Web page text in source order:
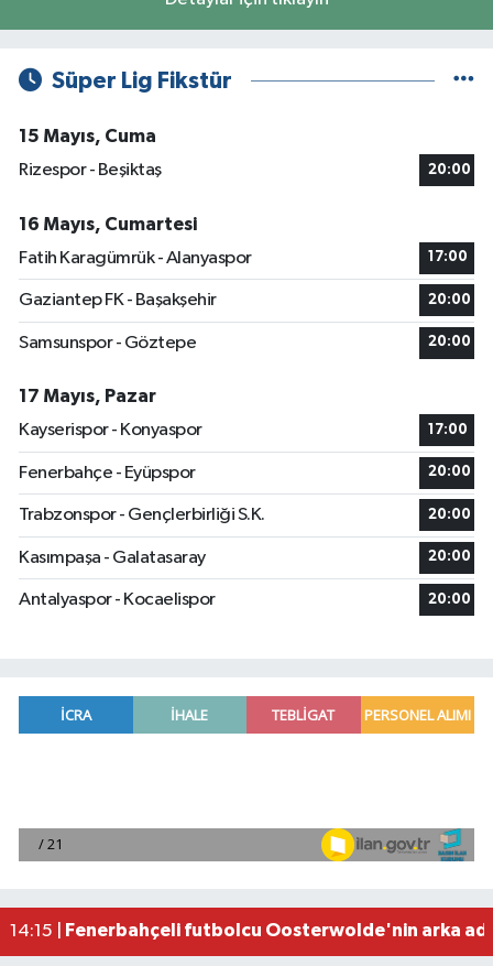
Süper Lig Fikstür
15 Mayıs, Cuma
Rizespor - Beşiktaş
20:00
16 Mayıs, Cumartesi
Fatih Karagümrük - Alanyaspor
17:00
Gaziantep FK - Başakşehir 20:00
Samsunspor - Göztepe 20:00
17 Mayıs, Pazar
Kayserispor - Konyaspor
17:00
Fenerbahçe - Eyüpspor 20:00
Trabzonspor - Gençlerbirliği S.K. 20:00
Kasımpaşa - Galatasaray 20:00
Antalyaspor - Kocaelispor 20:00
14:15 |
AKM Yaz Konserleri 12 Ağustos'ta caz
14:15 |
Fenerbahçeli futbolcu Oosterwolde'nin arka